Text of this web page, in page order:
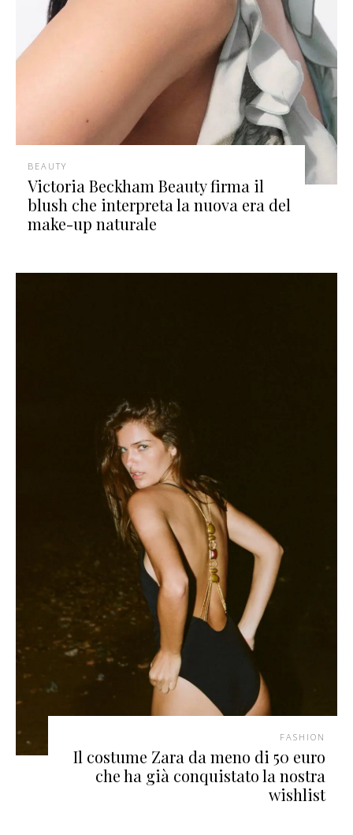
BEAUTY
Victoria Beckham Beauty firma il
blush che interpreta la nuova era del
make-up naturale
FASHION
Il costume Zara da meno di 50 euro
che ha già conquistato la nostra
wishlist